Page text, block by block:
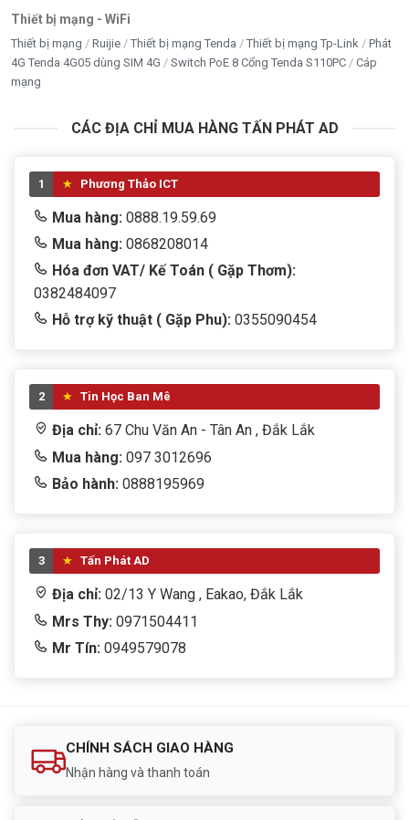
Thiết bị mạng - WiFi
Thiết bị mạng Ruijie Thiết bị mạng Tenda Thiết bị mạng Tp-Link
Phát
4G Tenda 4G05 dùng SIM 4G
Switch PoE 8 Cổng Tenda S110PC
Cáp
mạng
CÁC ĐỊA CHỈ MUA HÀNG TẤN PHÁT AD
1 Phương Thảo ICT
Mua hàng: 0888.19.59.69
Mua hàng: 0868208014
Hóa đơn VAT/ Kế Toán ( Gặp Thơm):
0382484097
Hỗ trợ kỹ thuật ( Gặp Phu): 0355090454
2 Tin Học Ban Mê
Địa chỉ: 67 Chu Văn An - Tân An , Đắk Lắk
Mua hàng: 097 3012696
Bảo hành: 0888195969
3 Tấn Phát AD
Địa chỉ: 02/13 Y Wang , Eakao, Đắk Lắk
Mrs Thy: 0971504411
Mr Tín: 0949579078
CHÍNH SÁCH GIAO HÀNG
Nhận hàng và thanh toán